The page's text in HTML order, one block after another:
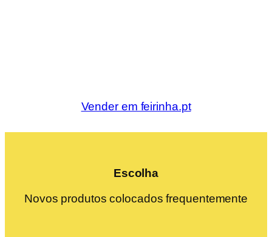
Vender em feirinha.pt
Escolha
Novos produtos colocados frequentemente